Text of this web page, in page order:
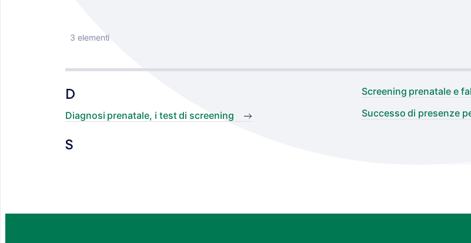
3 elementi
D
Diagnosi prenatale, i test di screening
S
Screening prenatale e
Successo di presenze